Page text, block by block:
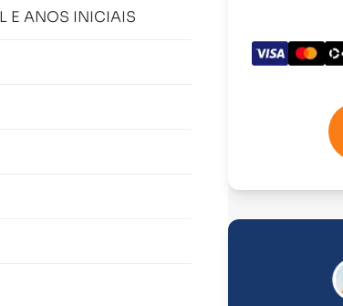
E ANOS INICIAIS